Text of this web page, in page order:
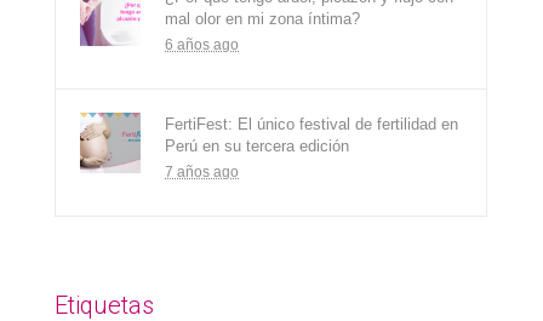
mal olor en mi zona íntima?
6 años ago
FertiFest: El único festival de fertilidad en
Perú en su tercera edición
7 años ago
Etiquetas